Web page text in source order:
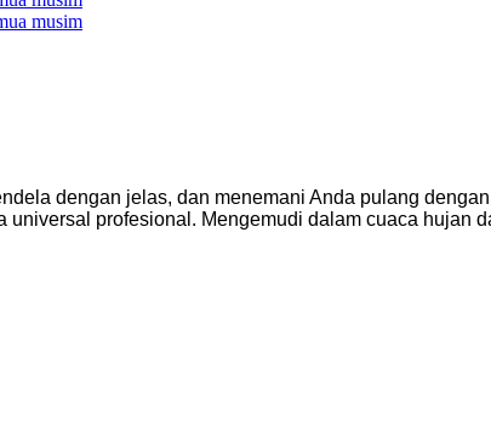
dengan jelas, dan menemani Anda pulang
profesional. Mengemudi dalam cuaca hujan